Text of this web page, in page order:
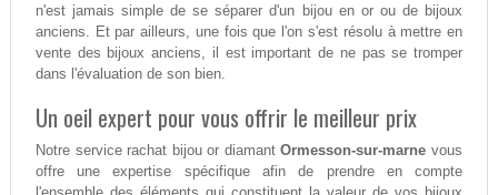
n'est jamais simple de se séparer d'un bijou en or ou de bijoux
anciens. Et par ailleurs, une fois que l'on s'est résolu à mettre en
vente des bijoux anciens, il est important de ne pas se tromper
dans l'évaluation de son bien.
Un oeil expert pour vous offrir le meilleur prix
Notre service rachat bijou or diamantOrmesson-sur-marne vous
offre une expertise spécifique afin de prendre en compte